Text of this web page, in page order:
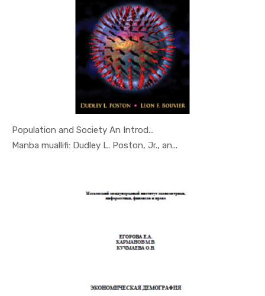
Population and Society An Introd...
Manba muallifi: Dudley L. Poston, Jr., an...
In Demogra...